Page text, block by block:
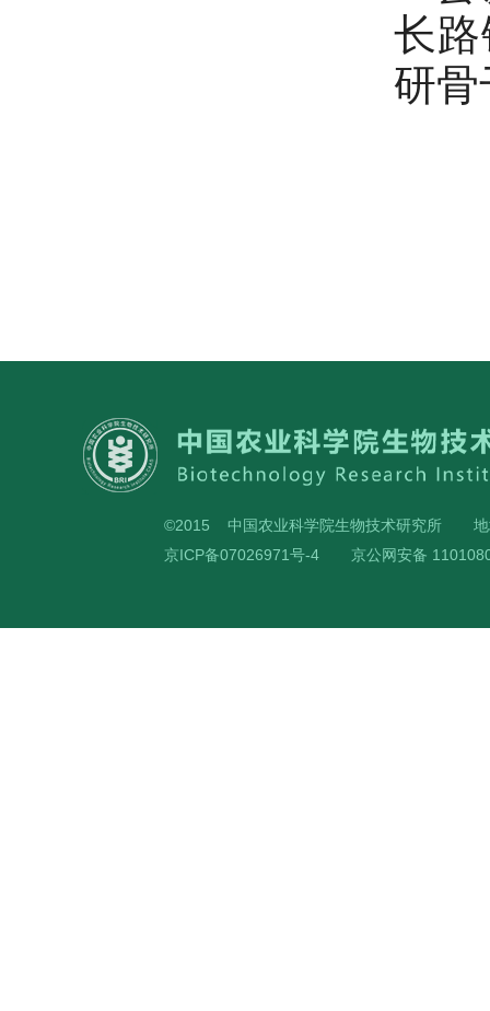
长
研骨
©2015 中国农业科学院生物技术研究所
京ICP备07026971号-4
京公网安备